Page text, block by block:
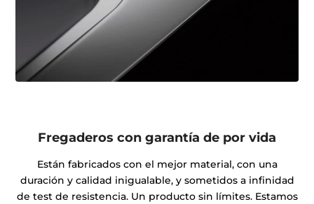
Fregaderos con garantía de por vida
Están fabricados con el mejor material, con una
duración y calidad inigualable, y sometidos a infinidad
de test de resistencia. Un producto sin límites. Estamos